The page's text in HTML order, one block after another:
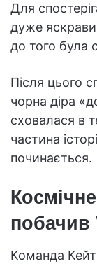
Для
дуже
до того була
Після цього
чорна діра
сховалася в
частина
починається.
побачив
Команда Кейт